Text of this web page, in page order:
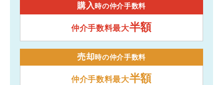
購入時の仲介手数料
仲介手数料最大半額
売却時の仲介手数料
仲介手数料最大半額